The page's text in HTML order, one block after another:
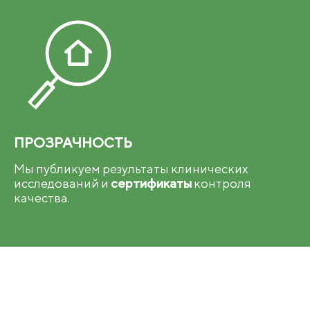
ПРОЗРАЧНОСТЬ
Мы публикуем результаты клинических
исследований и сертификатыконтроля
качества.